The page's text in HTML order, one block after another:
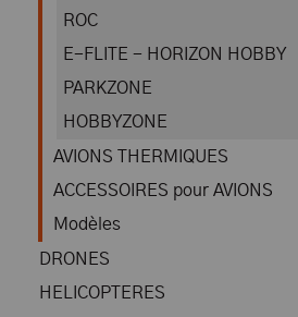
ROC
E-FLITE - HORIZON HOBBY
PARKZONE
HOBBYZONE
AVIONS THERMIQUES
ACCESSOIRES pour AVIONS
Modèles
DRONES
HELICOPTERES